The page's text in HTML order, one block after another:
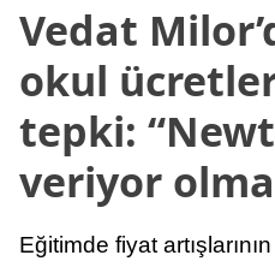
Vedat
okul
tepki:
veriyor
Eğitimde fiyat